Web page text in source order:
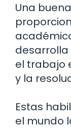
Una
el trabajo
y la
Estas
el mundo